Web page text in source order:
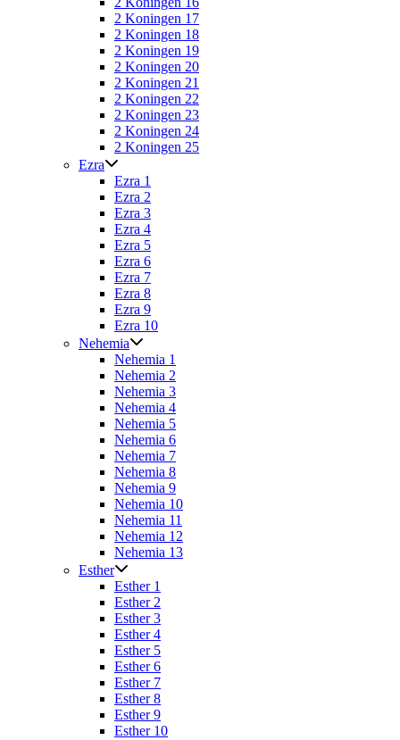
2 Koningen 17
2 Koningen 18
2 Koningen 19
2 Koningen 20
2 Koningen 21
2 Koningen 22
2 Koningen 23
2 Koningen 24
2 Koningen 25
Ezra
Ezra 1
Ezra 2
Ezra 3
Ezra 4
Ezra 5
Ezra 6
Ezra 7
Ezra 8
Ezra 9
Ezra 10
Nehemia
Nehemia 1
Nehemia 2
Nehemia 3
Nehemia 4
Nehemia 5
Nehemia 6
Nehemia 7
Nehemia 8
Nehemia 9
Nehemia 10
Nehemia 11
Nehemia 12
Nehemia 13
Esther
Esther 1
Esther 2
Esther 3
Esther 4
Esther 5
Esther 6
Esther 7
Esther 8
Esther 9
Esther 10